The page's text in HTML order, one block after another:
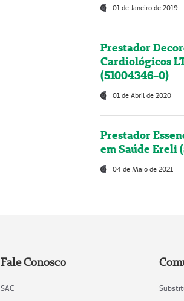
01 de Janeiro de 2019
Prestador
Cardiológicos
(51004346-0)
01 de Abril de 2020
Prestador
em Saúde Ereli
04 de Maio de 2021
Fale Conosco
SAC